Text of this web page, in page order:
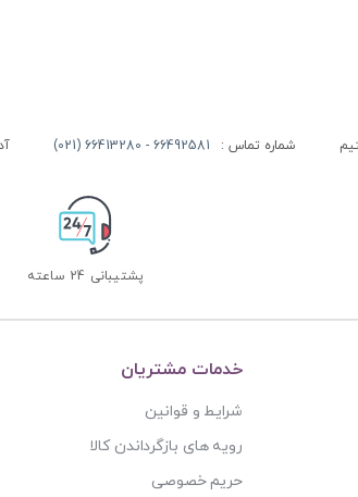
شماره تماس : 66492581 - 66413280 (021)
پشتیبانی 24 ساعته
خدمات مشتریان
شرایط و قوانین
رویه های بازگرداندن کالا
حریم خصوصی